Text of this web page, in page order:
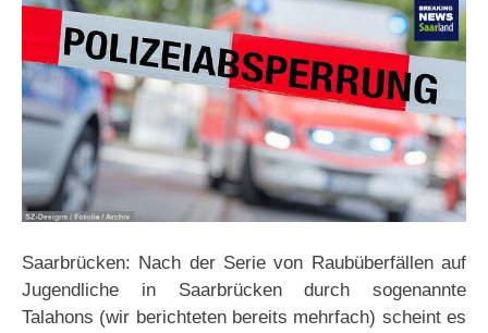
Saarbrücken: Nach der Serie von Raubüberfällen auf
Jugendliche in Saarbrücken durch sogenannte
Talahons (wir berichteten bereits mehrfach) scheint es